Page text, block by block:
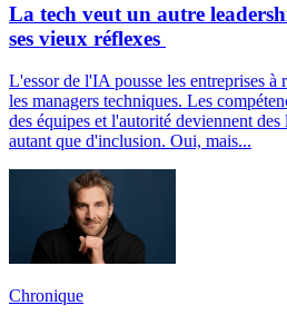
La tech veut un autre
ses vieux réflexes
L'essor de l'IA pousse les entreprises à
les managers techniques. Les
des équipes et l'autorité deviennent
autant que d'inclusion. Oui, mais...
Chronique